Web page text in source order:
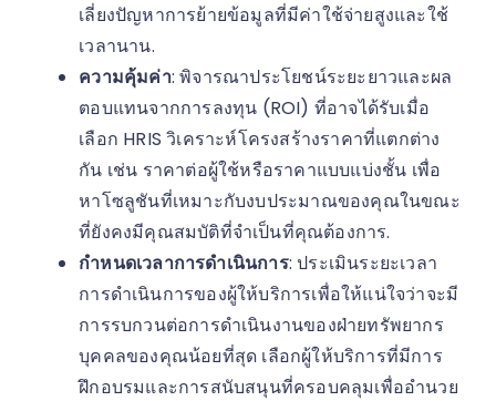
เลี่ยงปัญหาการย้ายข้อมูลที่มีค่าใช้จ่ายสูงและใช้
เวลานาน.
ความคุ้มค่า: พิจารณาประโยชน์ระยะยาวและผล
ตอบแทนจากการลงทุน (ROI) ที่อาจได้รับเมื่อ
เลือก HRIS วิเคราะห์โครงสร้างราคาที่แตกต่าง
กัน เช่น ราคาต่อผู้ใช้หรือราคาแบบแบ่งชั้น เพื่อ
หาโซลูชันที่เหมาะกับงบประมาณของคุณในขณะ
ที่ยังคงมีคุณสมบัติที่จำเป็นที่คุณต้องการ.
กำหนดเวลาการดำเนินการ: ประเมินระยะเวลา
การดำเนินการของผู้ให้บริการเพื่อให้แน่ใจว่าจะมี
การรบกวนต่อการดำเนินงานของฝ่ายทรัพยากร
บุคคลของคุณน้อยที่สุด เลือกผู้ให้บริการที่มีการ
ฝึกอบรมและการสนับสนุนที่ครอบคลุมเพื่ออำนวย